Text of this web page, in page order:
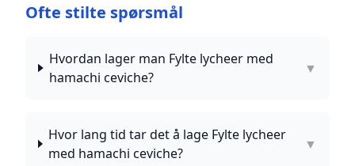
Ofte stilte spørsmål
Hvordan lager man Fylte lycheer med
hamachi ceviche?
▼
Hvor lang tid tar det å lage Fylte lycheer
med hamachi ceviche?
▼